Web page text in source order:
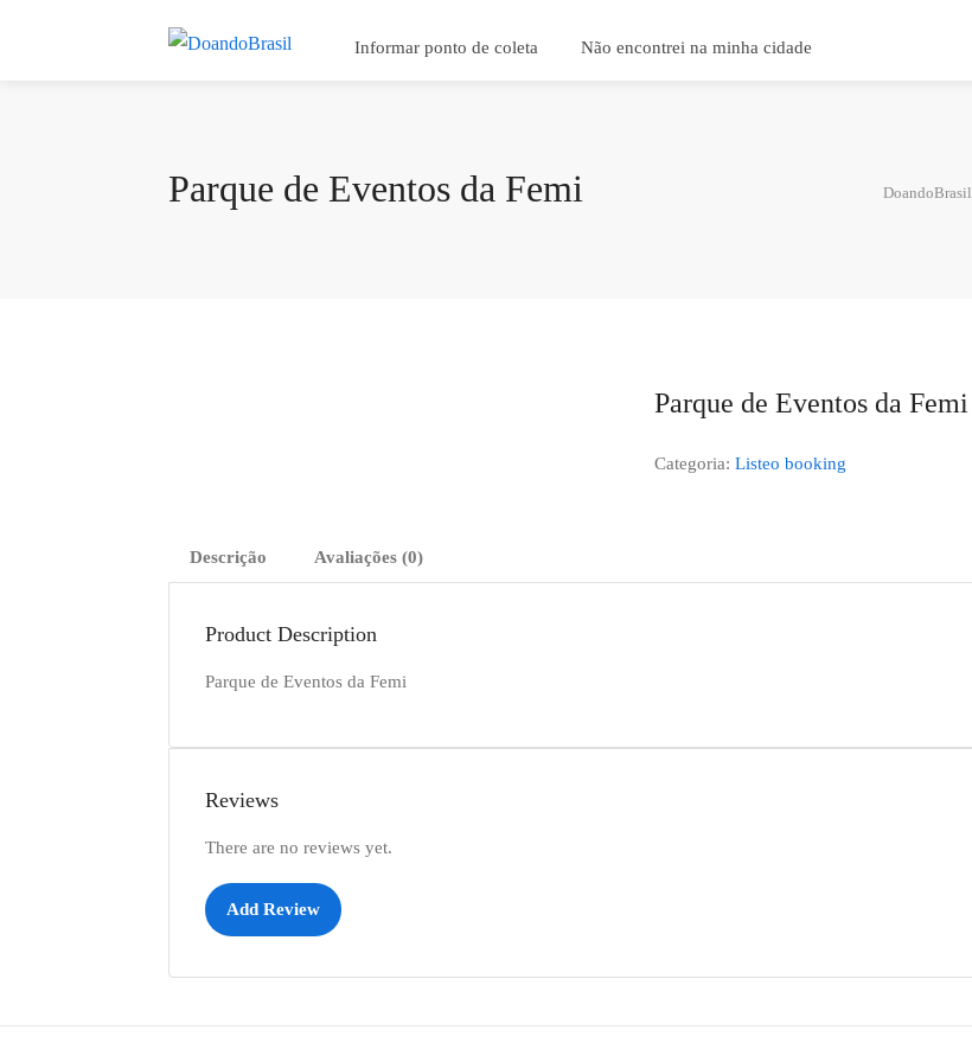
Informar ponto de coleta Não encontrei na minha cidade
Parque de Eventos da Femi DoandoBrasil
Parque de Eventos da Femi
Categoria: Listeo booking
Descrição Avaliações (0)
Product Description
Parque de Eventos da Femi
Reviews
There are no reviews yet.
Add Review